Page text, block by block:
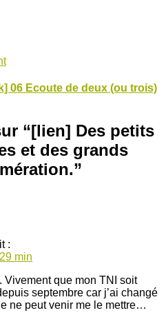
06 Ecoute de deux (ou trois)
“[lien] Des petits
et des grands
”
:
min
Vivement que mon TNI soit
septembre car j’ai changé
ne peut venir me le mettre…